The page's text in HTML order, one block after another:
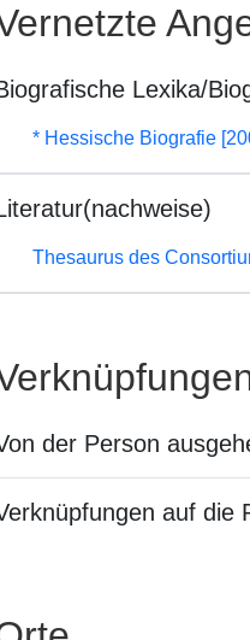
Lexika/
* Hessische Biografie
Thesaurus des
der Person
auf die